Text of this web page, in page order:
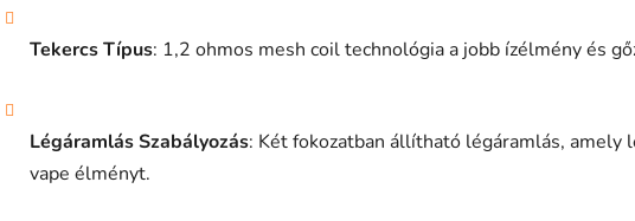
Tekercs Típus: 1,2 ohmos mesh coil technológia a jobb ízélmény és
Légáramlás Szabályozás: Két fokozatban állítható légáramlás, amely
vape élményt.